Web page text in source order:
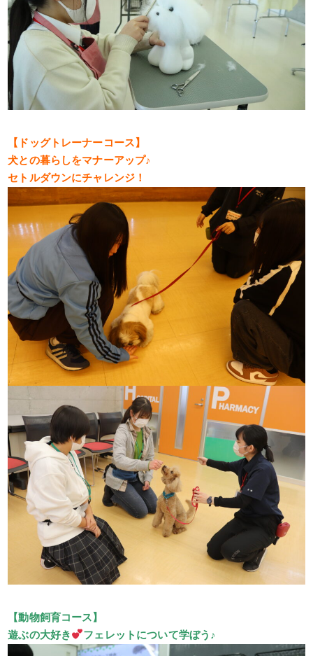
【ドッグトレーナーコース】
犬との暮らしをマナーアップ♪
セトルダウンにチャレンジ！
【動物飼育コース】
遊ぶの大好き
フェレットについて学ぼう♪